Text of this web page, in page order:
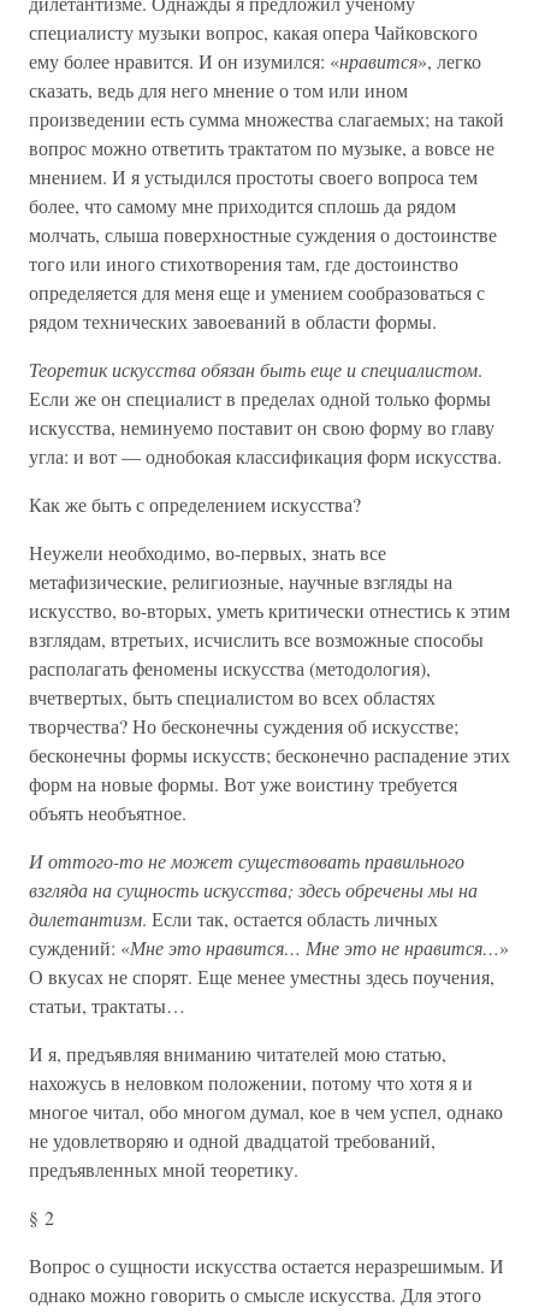
специалисту музыки вопрос, какая опера Чайковского
ему более нравится. И он изумился: «нравится», легко
сказать, ведь для него мнение о том или ином
произведении есть сумма множества слагаемых; на такой
вопрос можно ответить трактатом по музыке, а вовсе не
мнением. И я устыдился простоты своего вопроса тем
более, что самому мне приходится сплошь да рядом
молчать, слыша поверхностные суждения о достоинстве
того или иного стихотворения там, где достоинство
определяется для меня еще и умением сообразоваться с
рядом технических завоеваний в области формы.
Теоретик искусства обязан быть еще и специалистом.
Если же он специалист в пределах одной только формы
искусства, неминуемо поставит он свою форму во главу
угла: и вот — однобокая классификация форм искусства.
Как же быть с определением искусства?
Неужели необходимо, во-первых, знать все
метафизические, религиозные, научные взгляды на
искусство, во-вторых, уметь критически отнестись к этим
взглядам, втретьих, исчислить все возможные способы
располагать феномены искусства (методология),
вчетвертых, быть специалистом во всех областях
творчества? Но бесконечны суждения об искусстве;
бесконечны формы искусств; бесконечно распадение этих
форм на новые формы. Вот уже воистину требуется
объять необъятное.
И оттого-то не может существовать правильного
взгляда на сущность искусства; здесь обречены мы на
дилетантизм. Если так, остается область личных
суждений: «Мне это нравится… Мне это не нравится…»
О вкусах не спорят. Еще менее уместны здесь поучения,
статьи, трактаты…
И я, предъявляя вниманию читателей мою статью,
нахожусь в неловком положении, потому что хотя я и
многое читал, обо многом думал, кое в чем успел, однако
не удовлетворяю и одной двадцатой требований,
предъявленных мной теоретику.
§ 2
Вопрос о сущности искусства остается неразрешимым. И
однако можно говорить о смысле искусства. Для этого